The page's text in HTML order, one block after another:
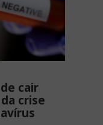
cair
crise